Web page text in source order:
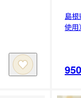
島
使
950